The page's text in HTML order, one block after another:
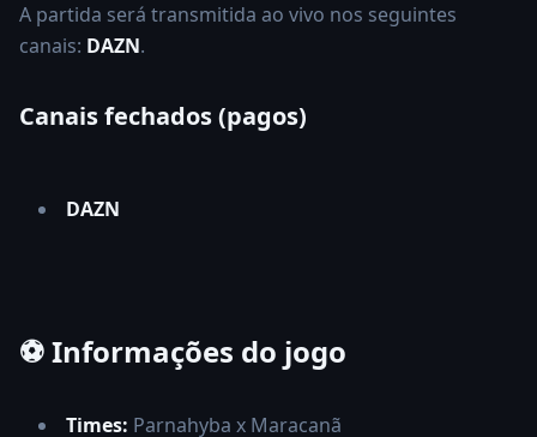
A partida será transmitida ao vivo nos seguintes
canais: DAZN.
Canais fechados (pagos)
DAZN
⚽ Informações do jogo
Times: Parnahyba x Maracanã